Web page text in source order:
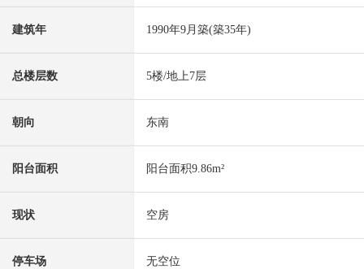
建筑年 1990年9月築(築35年)
总楼层数 5楼/地上7层
朝向 东南
阳台面积 阳台面积9.86m²
现状 空房
停车场 无空位